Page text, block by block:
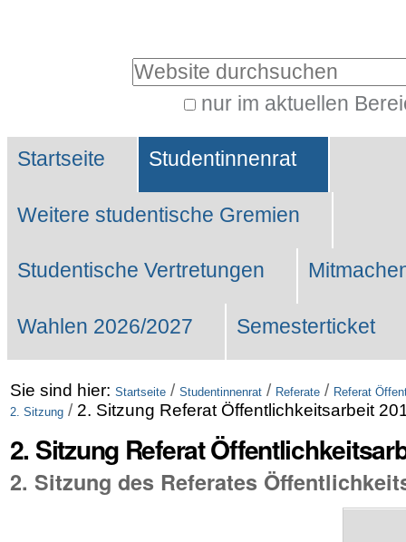
Website durchsuchen
nur im aktuellen
Suche…
Sektionen
Startseite Studentinnenrat
Weitere studentische Gremien
Studentische Vertretungen
Wahlen 2026/2027 Semesterticket
Sie sind hier: Startseite / Studentinnenrat / Referate / Referat
2. Sitzung / 2. Sitzung Referat Öffentlichkeitsarbeit
2. Sitzung Referat
2. Sitzung des Referates